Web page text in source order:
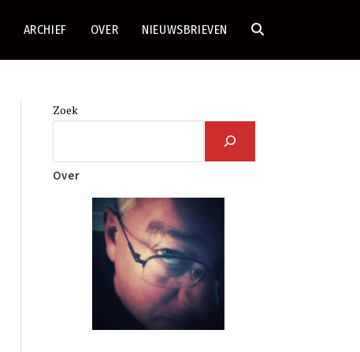
ARCHIEF OVER NIEUWSBRIEVEN TOGGLE
Zoek
Over